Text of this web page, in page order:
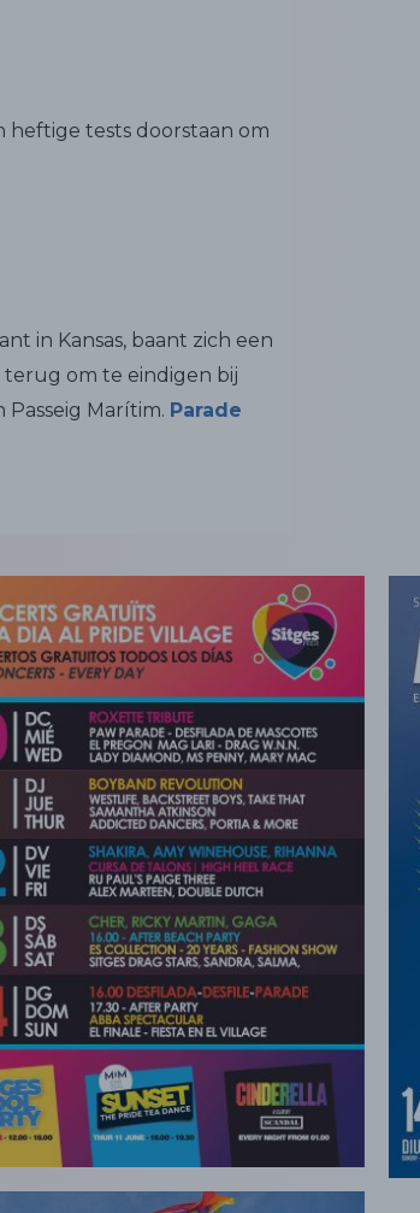
heftige tests doorstaan om
in Kansas, baant zich een
om te eindigen bij
Passeig Marítim. Parade